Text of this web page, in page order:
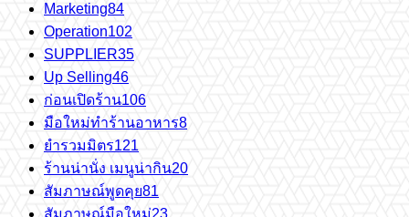
Marketing84
Operation102
SUPPLIER35
Up Selling46
ก่อนเปิดร้าน106
มือใหม่ทำร้านอาหาร8
ยำรวมมิตร121
ร้านน่านั่ง เมนูน่ากิน20
สัมภาษณ์พูดคุย81